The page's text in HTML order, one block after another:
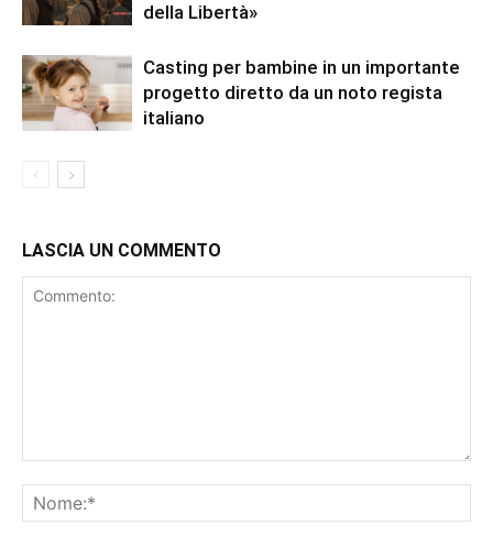
della Libertà»
Casting per bambine in un importante
progetto diretto da un noto regista
italiano
LASCIA UN COMMENTO